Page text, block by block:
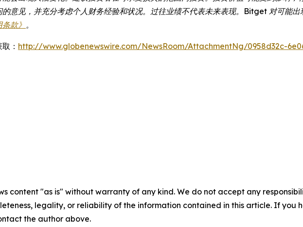
意见，并充分考虑个人财务经验和状况。过往业绩不代表未来表现。Bitget 对可能
款》 。
： http://www.globenewswire.com/NewsRoom/AttachmentNg/0958d32c-
content "as is" without warranty of any kind. We do not accept any
legality, or reliability of the information contained in this article. If you
the author above.